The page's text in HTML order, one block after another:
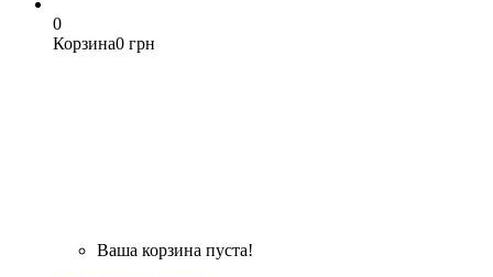
0
Корзина0 грн
Ваша корзина пуста!